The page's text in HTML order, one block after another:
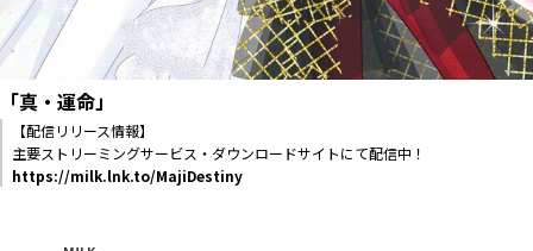
「真・運命」
【配信リリース情報】
主要ストリーミングサービス・ダウンロードサイトにて配信中！
https://milk.lnk.to/MajiDestiny